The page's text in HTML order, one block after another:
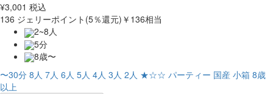
¥3,001 税込
136 ジェリーポイント(5％還元) ￥136相当
2~8人
5分
8歳〜
〜30分 8人 7人 6人 5人 4人 3人 2人 ★☆☆ パーティー 国産 小箱 8歳
以上